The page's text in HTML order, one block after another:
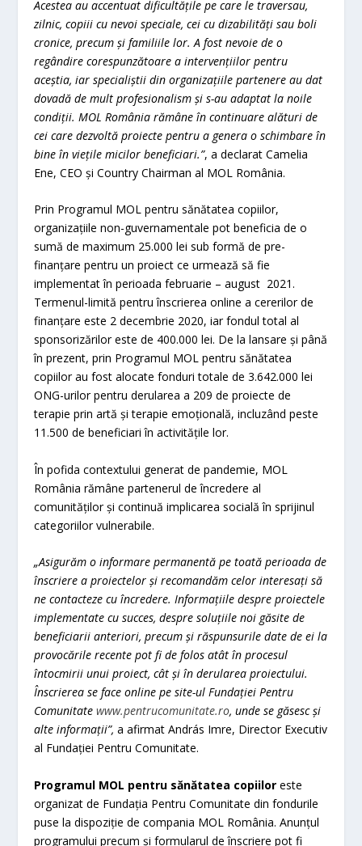
Acestea au accentuat dificultățile pe care le traversau,
zilnic, copiii cu nevoi speciale, cei cu dizabilități sau boli
cronice, precum și familiile lor. A fost nevoie de o
regândire corespunzătoare a intervențiilor pentru
aceștia, iar specialiștii din organizațiile partenere au dat
dovadă de mult profesionalism și s-au adaptat la noile
condiții. MOL România rămâne în continuare alături de
cei care dezvoltă proiecte pentru a genera o schimbare în
bine în viețile micilor beneficiari.”, a declarat Camelia
Ene, CEO și Country Chairman al MOL România.
Prin Programul MOL pentru sănătatea copiilor,
organizațiile non-guvernamentale pot beneficia de o
sumă de maximum 25.000 lei sub formă de pre-
finanțare pentru un proiect ce urmează să fie
implementat în perioada februarie – august 2021.
Termenul-limită pentru înscrierea online a cererilor de
finanțare este 2 decembrie 2020, iar fondul total al
sponsorizărilor este de 400.000 lei. De la lansare și până
în prezent, prin Programul MOL pentru sănătatea
copiilor au fost alocate fonduri totale de 3.642.000 lei
ONG-urilor pentru derularea a 209 de proiecte de
terapie prin artă și terapie emoțională, incluzând peste
11.500 de beneficiari în activitățile lor.
În pofida contextului generat de pandemie, MOL
România rămâne partenerul de încredere al
comunităților și continuă implicarea socială în sprijinul
categoriilor vulnerabile.
„Asigurăm o informare permanentă pe toată perioada de
înscriere a proiectelor și recomandăm celor interesați să
ne contacteze cu încredere. Informațiile despre proiectele
implementate cu succes, despre soluțiile noi găsite de
beneficiarii anteriori, precum și răspunsurile date de ei la
provocările recente pot fi de folos atât în procesul
întocmirii unui proiect, cât și în derularea proiectului.
Înscrierea se face online pe site-ul Fundației Pentru
Comunitatewww.pentrucomunitate.ro, unde se găsesc și
alte informații”,a afirmat András Imre, Director Executiv
al Fundației Pentru Comunitate.
Programul MOL pentru sănătatea copiilor este
organizat de Fundația Pentru Comunitate din fondurile
puse la dispoziție de compania MOL România. Anunțul
programului precum și formularul de înscriere pot fi